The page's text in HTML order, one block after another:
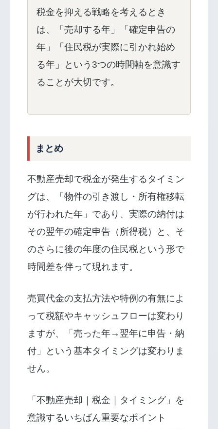
税金を抑える戦略を考えるとき
は、「売却する年」「確定申告の
年」「住民税が実際に引かれ始め
る年」という3つの時間軸を意識す
ることが大切です。
まとめ
不動産売却で税金が発生するタイミン
グは、「物件の引き渡し・所有権移転
が行われた年」であり、実際の納付は
その翌年の確定申告（所得税）と、そ
のさらに後の年度の住民税という形で
時間差を伴って現れます。
売買代金の支払方法や特例の有無によ
って税額やキャッシュフローは変わり
ますが、「売った年→翌年に申告・納
付」という基本タイミングは変わりま
せん。
「不動産売却｜税金｜タイミング」を
意識するいちばん重要なポイント